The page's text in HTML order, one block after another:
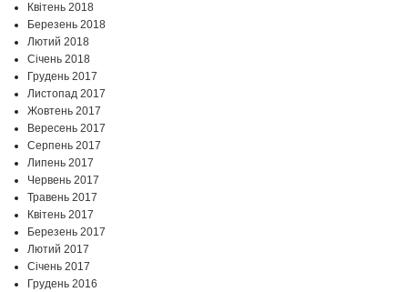
Квітень 2018
Березень 2018
Лютий 2018
Січень 2018
Грудень 2017
Листопад 2017
Жовтень 2017
Вересень 2017
Серпень 2017
Липень 2017
Червень 2017
Травень 2017
Квітень 2017
Березень 2017
Лютий 2017
Січень 2017
Грудень 2016